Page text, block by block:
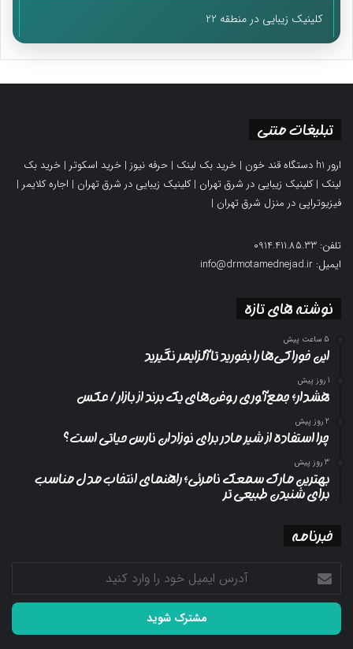
کلینیک زیبایی در منطقه 22
تبلیغات متنی
ارور h1 دستگاه قند خون | خرید بک لینک | حرفه نیوز | خرید اسکوتر | خرید بک
لینک |کلینیک زیبایی در شرق تهران |کلینیک زیبایی در شرق تهران | اجاره کلایمر |
فیزیوتراپی در منزل شرق تهران |
تلفن: 0914.411.85.33
ایمیل: info@drmotamednejad.ir
نوشته های تازه
5 ساعت پیش
این خوراکی‌ها را بخورید تا آلزایمر نگیرید
1 روز پیش
هشدار؛ جمع‌آوری روغن‌های یک برند از بازار/ عکس
2 روز پیش
چرا استفاده از شیر مادر برای نوزادان نارس حیاتی است؟
3 روز پیش
بهترین مارک سمعک نامرئی؛ راهنمای انتخاب مدل مناسب
برای شنیدن طبیعی تر
خبرنامه
آدرس
ایمیل
خود
وارد